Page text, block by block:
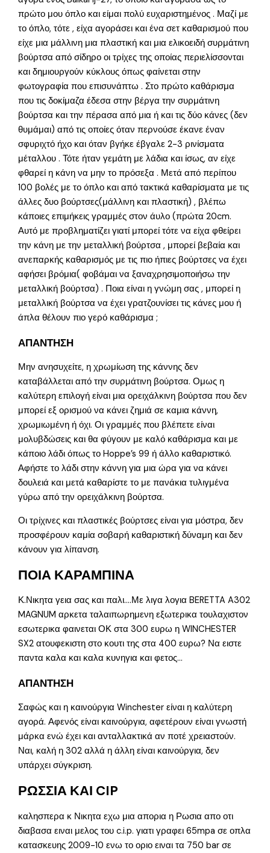
πρώτο μου όπλο και είμαι πολύ ευχαριστημένος . Μαζί με
το όπλο, τότε , είχα αγοράσει και ένα σετ καθαρισμού που
είχε μια μάλλινη μια πλαστική και μια ελικοειδή συρμάτινη
βούρτσα από σίδηρο οι τρίχες της οποίας περιελίσσονται
και δημιουργούν κύκλους όπως φαίνεται στην
φωτογραφία που επισυνάπτω . Στο πρώτο καθάρισμα
που τις δοκίμαζα έδεσα στην βέργα την συρμάτινη
βούρτσα και την πέρασα από μια ή και τις δύο κάνες (δεν
θυμάμαι) από τις οποίες όταν περνούσε έκανε έναν
σφυριχτό ήχο και όταν βγήκε έβγαλε 2-3 ρινίσματα
μέταλλου . Τότε ήταν γεμάτη με λάδια και ίσως, αν είχε
φθαρεί η κάνη να μην το πρόσεξα . Μετά από περίπου
100 βολές με το όπλο και από τακτικά καθαρίσματα με τις
άλλες δυο βούρτσες(μάλλινη και πλαστική) , βλέπω
κάποιες επιμήκεις γραμμές στον άυλο (πρώτα 20cm.
Αυτό με προβληματίζει γιατί μπορεί τότε να είχα φθείρει
την κάνη με την μεταλλική βούρτσα , μπορεί βεβαία και
ανεπαρκής καθαρισμός με τις πιο ήπιες βούρτσες να έχει
αφήσει βρόμια( φοβάμαι να ξαναχρησιμοποιήσω την
μεταλλική βούρτσα) . Ποια είναι η γνώμη σας , μπορεί η
μεταλλική βούρτσα να έχει γρατζουνίσει τις κάνες μου ή
άπλα θέλουν πιο γερό καθάρισμα ;
ΑΠΑΝΤΗΣΗ
Μην ανησυχείτε, η χρωμίωση της κάννης δεν
καταβάλλεται από την συρμάτινη βούρτσα. Ομως η
καλύτερη επιλογή είναι μια ορειχάλκινη βούρτσα που δεν
μπορεί εξ ορισμού να κάνει ζημιά σε καμια κάννη,
χρωμιωμένη ή όχι. Οι γραμμές που βλέπετε είναι
μολυβδώσεις και θα φύγουν με καλό καθάρισμα και με
κάποιο λάδι όπως το Hoppe’s 99 ή άλλο καθαριστικό.
Αφήστε το λάδι στην κάννη για μια ώρα για να κάνει
δουλειά και μετά καθαρίστε το με πανάκια τυλιγμένα
γύρω από την ορειχάλκινη βούρτσα.
Οι τρίχινες και πλαστικές βούρτσες είναι για μόστρα, δεν
προσφέρουν καμία σοβαρή καθαριστική δύναμη και δεν
κάνουν για λίπανση.
ΠΟΙΑ ΚΑΡΑΜΠΙΝΑ
Κ.Νικητα γεια σας και παλι….Με λιγα λογια BERETTA A302
MAGNUM αρκετα ταλαιπωρημενη εξωτερικα τουλαχιστον
εσωτερικα φαινεται ΟΚ στα 300 ευρω η WINCHESTER
SX2 ατουφεκιστη στο κουτι της στα 400 ευρω? Να ειστε
παντα καλα και καλα κυνηγια και φετος…
ΑΠΑΝΤΗΣΗ
Σαφώς και η καινούργια Winchester είναι η καλύτερη
αγορά. Αφενός είναι καινούργια, αφετέρουν είναι γνωστή
μάρκα ενώ έχει και ανταλλακτικά αν ποτέ χρειαστούν.
Ναι, καλή η 302 αλλά η άλλη είναι καινούργια, δεν
υπάρχει σύγκριση.
ΡΩΣΣΙΑ ΚΑΙ CIP
καλησπερα κ Νικητα εχω μια απορια η Ρωσια απο οτι
διαβασα ειναι μελος του c.i.p. γιατι γραφει 65mpa σε οπλα
κατασκευης 2009-10 ενω το οριο ειναι τα 750 bar σε